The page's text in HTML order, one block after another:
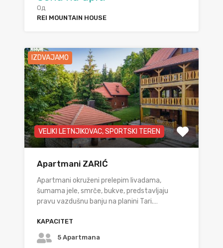
Од
REI MOUNTAIN HOUSE
IZDVAJAMO
VELIKI LETNJIKOVAC, SPORTSKI TEREN
Apartmani ZARIĆ
Apartmani okruženi prelepim livadama,
šumama jele, smrče, bukve, predstavljaju
pravu vazdušnu banju na planini Tari.…
KAPACITET
5 Apartmana